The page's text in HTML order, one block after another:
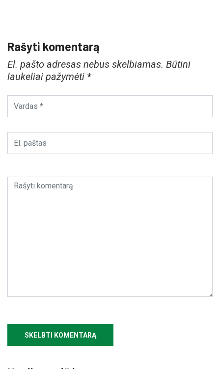
Rašyti komentarą
El. pašto adresas nebus skelbiamas. Būtini
laukeliai pažymėti *